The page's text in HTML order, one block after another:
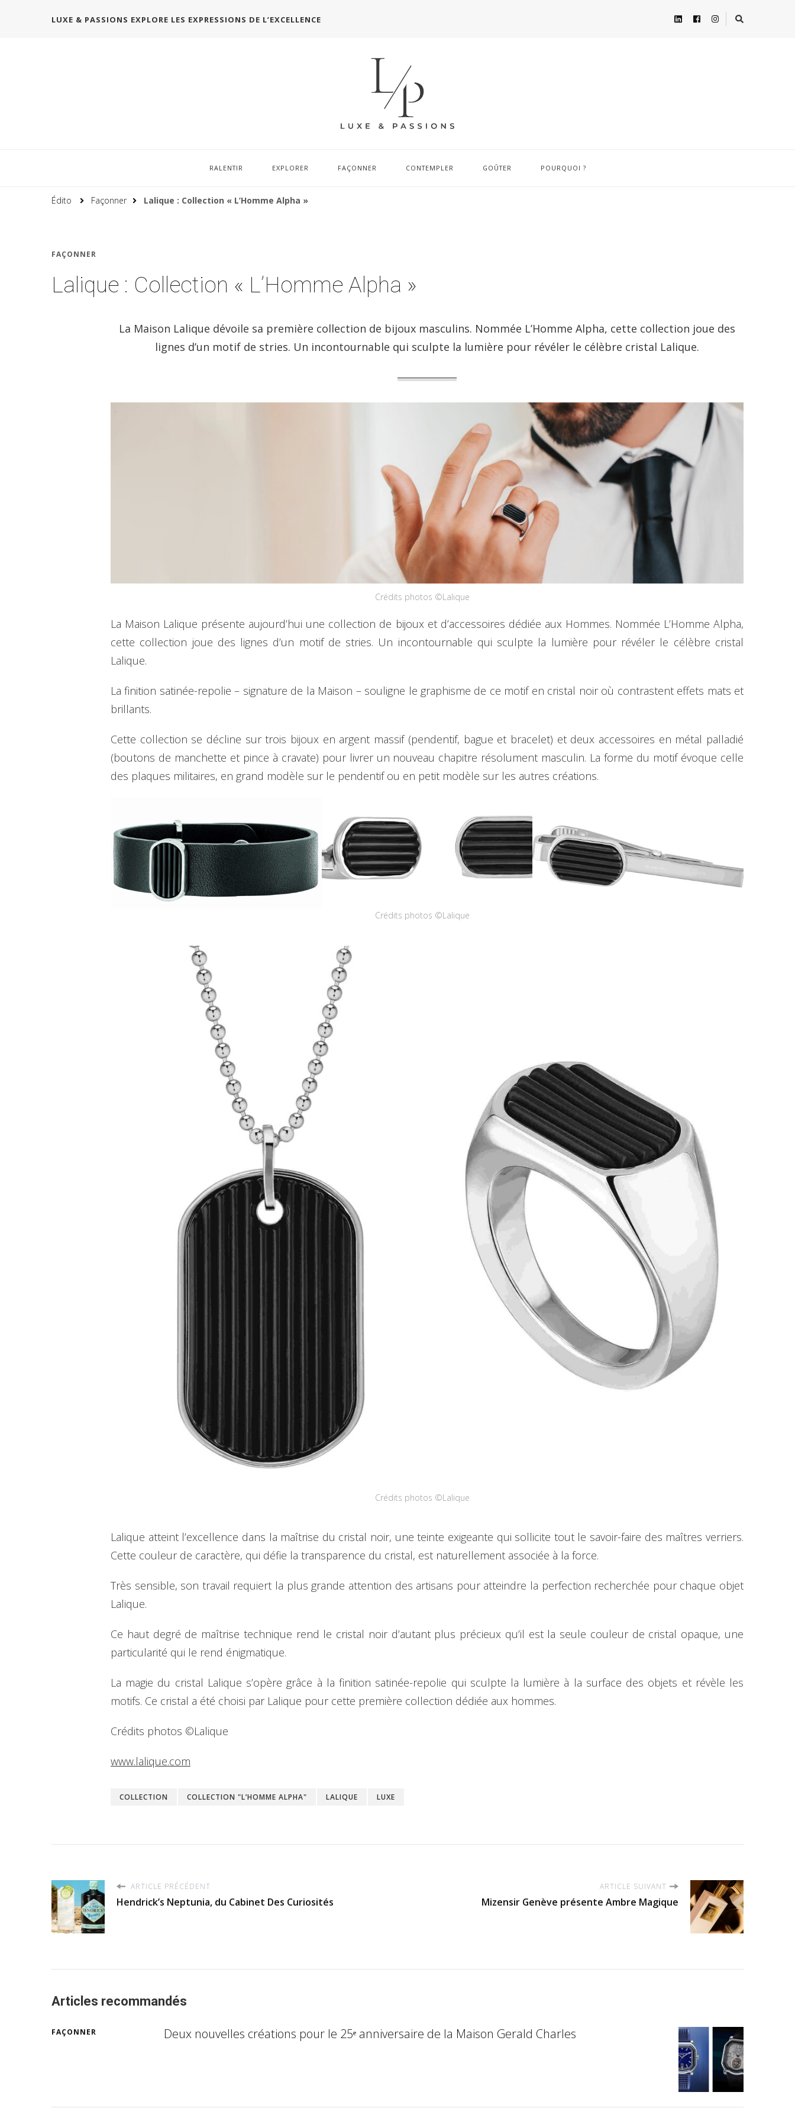
LUXE & PASSIONS EXPLORE LES EXPRESSIONS DE L’EXCELLENCE
RALENTIR EXPLORER FAÇONNER CONTEMPLER GOÛTER POURQUOI ?
Édito Façonner Lalique : Collection « L’Homme Alpha »
FAÇONNER
Lalique : Collection « L’Homme Alpha »
La Maison Lalique dévoile sa première collection de bijoux masculins. Nommée L’Homme Alpha, cette collection joue des
lignes d’un motif de stries. Un incontournable qui sculpte la lumière pour révéler le célèbre cristal Lalique.
Crédits photos ©Lalique
La Maison Lalique présente aujourd’hui une collection de bijoux et d’accessoires dédiée aux Hommes. Nommée L’Homme Alpha,
cette collection joue des lignes d’un motif de stries. Un incontournable qui sculpte la lumière pour révéler le célèbre cristal
Lalique.
La finition satinée-repolie – signature de la Maison – souligne le graphisme de ce motif en cristal noir où contrastent effets mats et
brillants.
Cette collection se décline sur trois bijoux en argent massif (pendentif, bague et bracelet) et deux accessoires en métal palladié
(boutons de manchette et pince à cravate) pour livrer un nouveau chapitre résolument masculin. La forme du motif évoque celle
des plaques militaires, en grand modèle sur le pendentif ou en petit modèle sur les autres créations.
Crédits photos ©Lalique
Crédits photos ©Lalique
Lalique atteint l’excellence dans la maîtrise du cristal noir, une teinte exigeante qui sollicite tout le savoir-faire des maîtres verriers.
Cette couleur de caractère, qui défie la transparence du cristal, est naturellement associée à la force.
Très sensible, son travail requiert la plus grande attention des artisans pour atteindre la perfection recherchée pour chaque objet
Lalique.
Ce haut degré de maîtrise technique rend le cristal noir d’autant plus précieux qu’il est la seule couleur de cristal opaque, une
particularité qui le rend énigmatique.
La magie du cristal Lalique s’opère grâce à la finition satinée-repolie qui sculpte la lumière à la surface des objets et révèle les
motifs. Ce cristal a été choisi par Lalique pour cette première collection dédiée aux hommes.
Crédits photos ©Lalique
www.lalique.com
COLLECTION COLLECTION "L’HOMME ALPHA" LALIQUE LUXE
ARTICLE PRÉCÉDENT
Hendrick’s Neptunia, du Cabinet Des Curiosités
ARTICLE SUIVANT
Mizensir Genève présente Ambre Magique
Articles recommandés
FAÇONNER Deux nouvelles créations pour le 25ᵉ anniversaire de la Maison Gerald Charles